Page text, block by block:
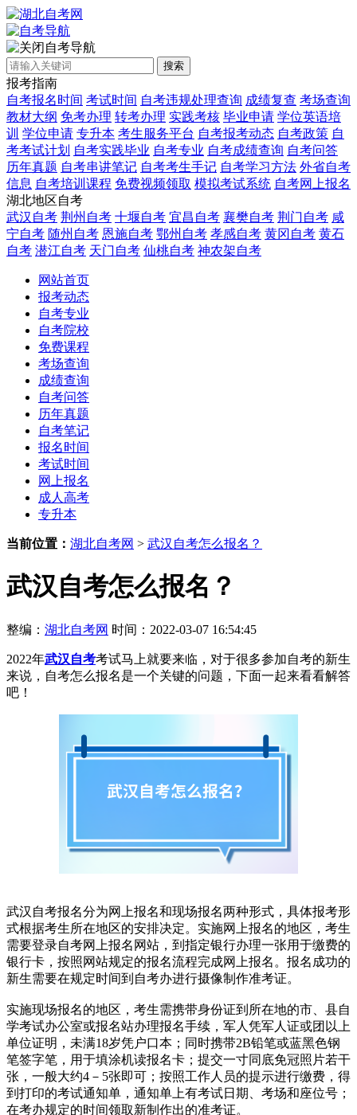
自考导航
搜索
报考指南
自考报名时间 考试时间 自考违规处理查询 成绩复查 考场查询
教材大纲 免考办理 转考办理 实践考核 毕业申请 学位英语培
训 学位申请 专升本 考生服务平台 自考报考动态 自考政策 自
考考试计划 自考实践毕业 自考专业 自考成绩查询 自考问答
历年真题 自考串讲笔记 自考考生手记 自考学习方法 外省自考
信息 自考培训课程 免费视频领取 模拟考试系统 自考网上报名
湖北地区自考
武汉自考 荆州自考 十堰自考 宜昌自考 襄樊自考 荆门自考 咸
宁自考 随州自考 恩施自考 鄂州自考 孝感自考 黄冈自考 黄石
自考 潜江自考 天门自考 仙桃自考 神农架自考
网站首页
报考动态
自考专业
自考院校
免费课程
考场查询
成绩查询
自考问答
历年真题
自考笔记
报名时间
考试时间
网上报名
成人高考
专升本
当前位置： 湖北自考网 > 武汉自考怎么报名？
武汉自考怎么报名？
整编： 湖北自考网 时间：2022-03-07 16:54:45
2022年武汉自考考试马上就要来临，对于很多参加自考的新生
来说，自考怎么报名是一个关键的问题，下面一起来看看解答
吧！
武汉自考报名分为网上报名和现场报名两种形式，具体报考形
式根据考生所在地区的安排决定。实施网上报名的地区，考生
需要登录自考网上报名网站，到指定银行办理一张用于缴费的
银行卡，按照网站规定的报名流程完成网上报名。报名成功的
新生需要在规定时间到自考办进行摄像制作准考证。
实施现场报名的地区，考生需携带身份证到所在地的市、县自
学考试办公室或报名站办理报名手续，军人凭军人证或团以上
单位证明，未满18岁凭户口本；同时携带2B铅笔或蓝黑色钢
笔签字笔，用于填涂机读报名卡；提交一寸同底免冠照片若干
张，一般大约4－5张即可；按照工作人员的提示进行缴费，得
到打印的考试通知单，通知单上有考试日期、考场和座位号；
在考办规定的时间领取新制作出的准考证。